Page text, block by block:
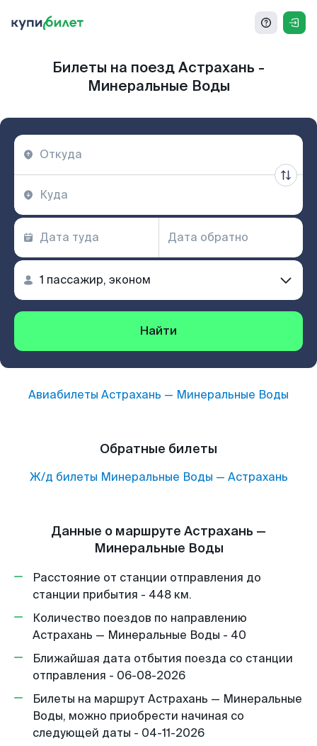
Билеты на поезд Астрахань -
Минеральные Воды
Найти
Авиабилеты Астрахань — Минеральные Воды
Обратные билеты
Ж/д билеты Минеральные Воды — Астрахань
Данные о маршруте Астрахань —
Минеральные Воды
Расстояние от станции отправления до
станции прибытия - 448 км.
Количество поездов по направлению
Астрахань — Минеральные Воды - 40
Ближайшая дата отбытия поезда со станции
отправления - 06-08-2026
Билеты на маршрут Астрахань — Минеральные
Воды, можно приобрести начиная со
следующей даты - 04-11-2026